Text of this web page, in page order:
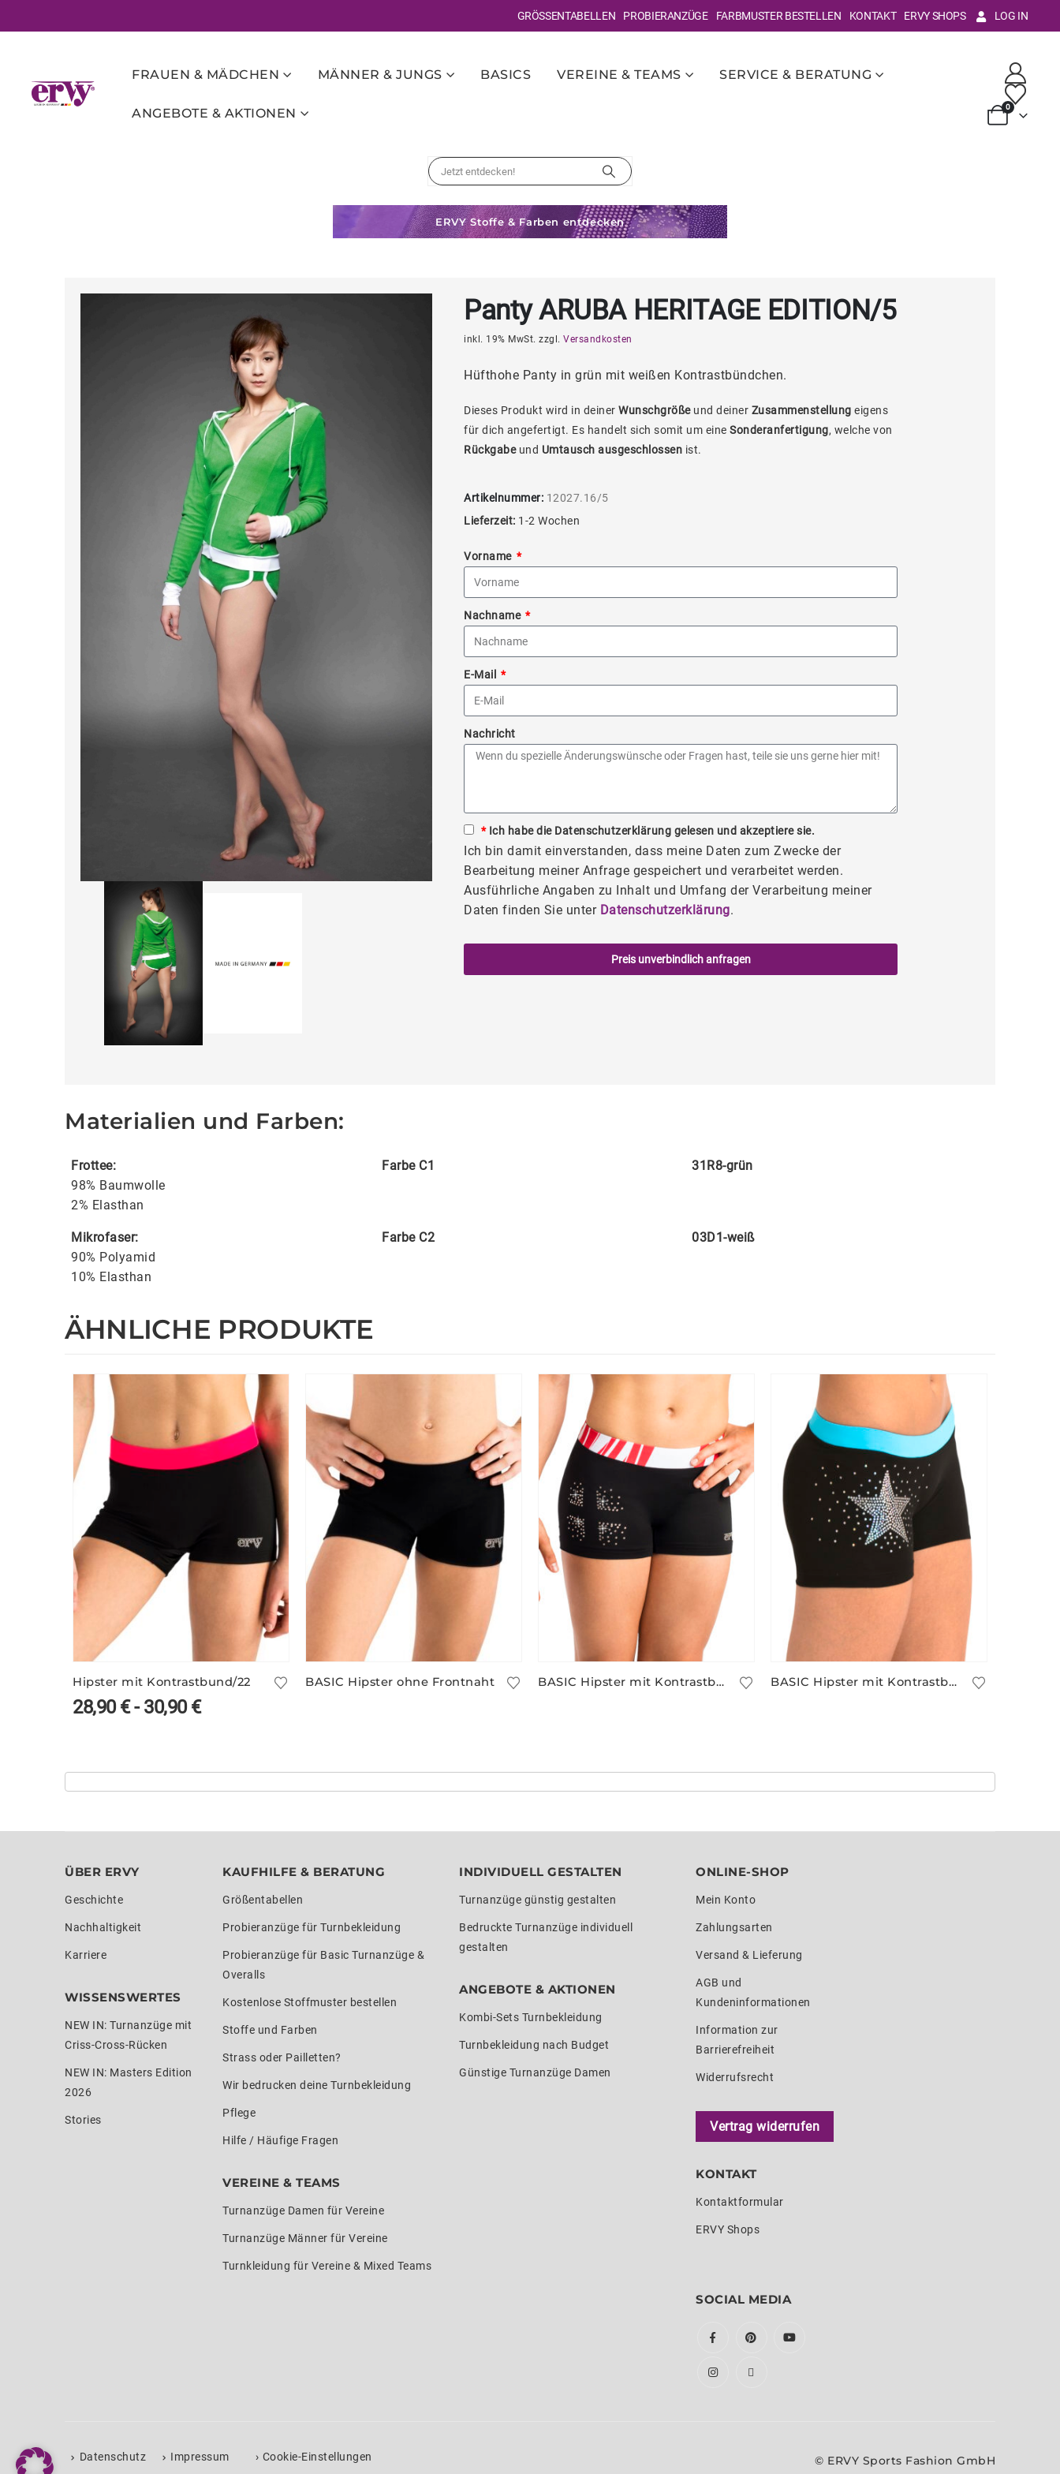
GRÖSSENTABELLEN PROBIERANZÜGE FARBMUSTER BESTELLEN KONTAKT ERVY SHOPS LOG IN
FRAUEN & MÄDCHEN MÄNNER & JUNGS BASICS VEREINE & TEAMS SERVICE & BERATUNG
ANGEBOTE & AKTIONEN 0
ERVY Stoffe & Farben entdecken
Panty ARUBA HERITAGE EDITION/5
inkl. 19% MwSt. zzgl. Versandkosten
Hüfthohe Panty in grün mit weißen Kontrastbündchen.
Dieses Produkt wird in deiner Wunschgrößeund deiner Zusammenstellung eigens
für dich angefertigt. Es handelt sich somit um eine Sonderanfertigung, welche von
Rückgabeund Umtausch ausgeschlossen ist.
Artikelnummer: 12027.16/5
Lieferzeit: 1-2 Wochen
Vorname
Nachname
E-Mail
Nachricht
*Ich habe die Datenschutzerklärung gelesen und akzeptiere sie.
Ich bin damit einverstanden, dass meine Daten zum Zwecke der
Bearbeitung meiner Anfrage gespeichert und verarbeitet werden.
Ausführliche Angaben zu Inhalt und Umfang der Verarbeitung meiner
Daten finden Sie unter Datenschutzerklärung.
Preis unverbindlich anfragen
Materialien und Farben:
Frottee:
98% Baumwolle
2% Elasthan
Farbe C1 31R8-grün
Mikrofaser:
90% Polyamid
10% Elasthan
Farbe C2 03D1-weiß
ÄHNLICHE PRODUKTE
Hipster mit Kontrastbund/22
28,90€-30,90€
BASIC Hipster ohne Frontnaht BASIC Hipster mit Kontrastbund und Strassmotiv/13 BASIC Hipster mit Kontrastbund und Paillettenmotiv/2
ÜBER ERVY
Geschichte
Nachhaltigkeit
Karriere
WISSENSWERTES
NEW IN: Turnanzüge mit
Criss-Cross-Rücken
NEW IN: Masters Edition
2026
Stories
KAUFHILFE & BERATUNG
Größentabellen
Probieranzüge für Turnbekleidung
Probieranzüge für Basic Turnanzüge &
Overalls
Kostenlose Stoffmuster bestellen
Stoffe und Farben
Strass oder Pailletten?
Wir bedrucken deine Turnbekleidung
Pflege
Hilfe / Häufige Fragen
VEREINE & TEAMS
Turnanzüge Damen für Vereine
Turnanzüge Männer für Vereine
Turnkleidung für Vereine & Mixed Teams
INDIVIDUELL GESTALTEN
Turnanzüge günstig gestalten
Bedruckte Turnanzüge individuell
gestalten
ANGEBOTE & AKTIONEN
Kombi-Sets Turnbekleidung
Turnbekleidung nach Budget
Günstige Turnanzüge Damen
ONLINE-SHOP
Mein Konto
Zahlungsarten
Versand & Lieferung
AGB und
Kundeninformationen
Information zur
Barrierefreiheit
Widerrufsrecht
Vertrag widerrufen
KONTAKT
Kontaktformular
ERVY Shops
SOCIAL MEDIA
Datenschutz Impressum › Cookie-Einstellungen © ERVY Sports Fashion GmbH